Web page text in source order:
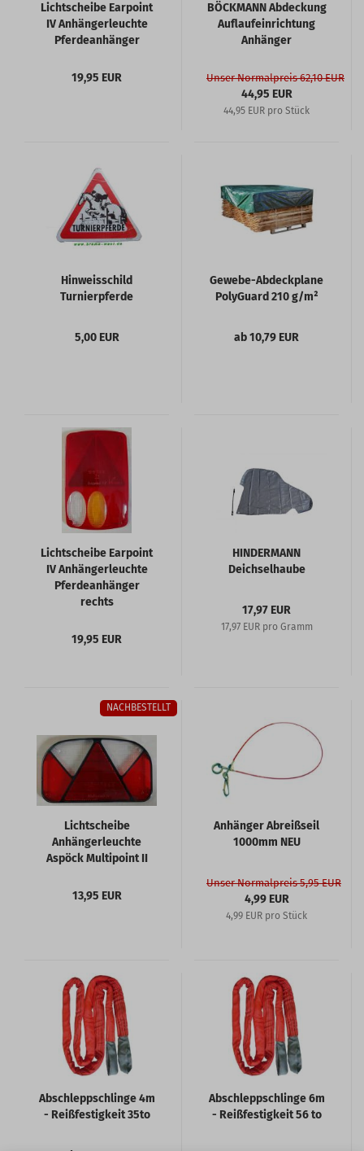
Lichtscheibe Earpoint
IV Anhängerleuchte
Pferdeanhänger
19,95 EUR
BÖCKMANN Abdeckung
Auflaufeinrichtung
Anhänger
Unser Normalpreis 62,10 EUR
44,95 EUR
44,95 EUR pro Stück
Hinweisschild
Turnierpferde
5,00 EUR
Gewebe-Abdeckplane
PolyGuard 210 g/m²
ab 10,79 EUR
Lichtscheibe Earpoint
IV Anhängerleuchte
Pferdeanhänger
rechts
19,95 EUR
HINDERMANN
Deichselhaube
17,97 EUR
17,97 EUR pro Gramm
NACHBESTELLT
Lichtscheibe
Anhängerleuchte
Aspöck Multipoint II
13,95 EUR
Anhänger Abreißseil
1000mm NEU
Unser Normalpreis 5,95 EUR
4,99 EUR
4,99 EUR pro Stück
Abschleppschlinge 4m
- Reißfestigkeit 35to
Abschleppschlinge 6m
- Reißfestigkeit 56 to